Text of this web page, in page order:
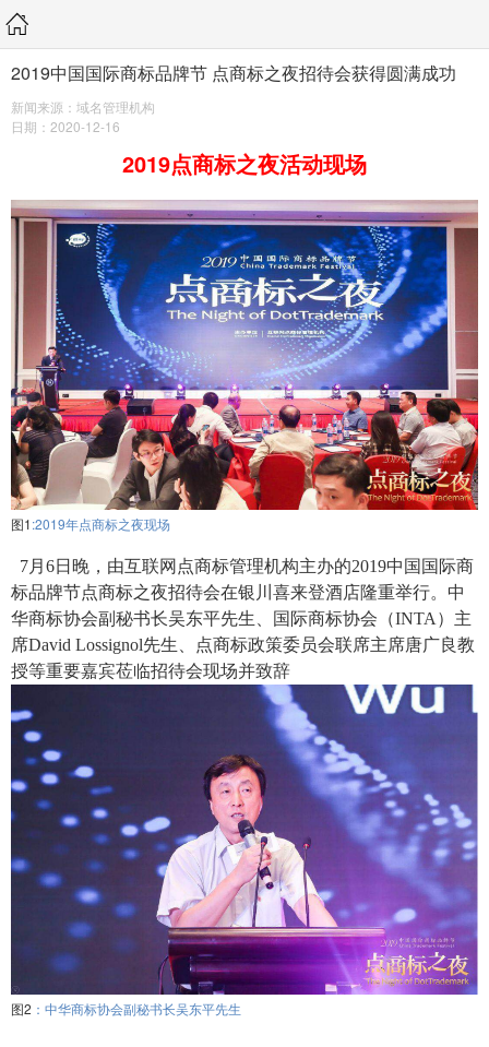
2019中国国际商标品牌节 点商标之夜招待会获得圆满成功
新闻来源：域名管理机构
日期：2020-12-16
2019点商标之夜活动现场
图1:2019年点商标之夜现场
7月6日晚，由互联网点商标管理机构主办的2019中国国际商
标品牌节点商标之夜招待会在银川喜来登酒店隆重举行。中
华商标协会副秘书长吴东平先生、国际商标协会（INTA）主
席David Lossignol先生、点商标政策委员会联席主席唐广良教
授等重要嘉宾莅临招待会现场并致辞
图2 ：中华商标协会副秘书长吴东平先生